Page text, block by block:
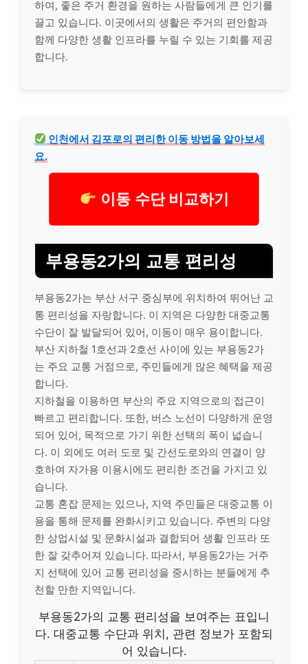
하여, 좋은 주거 환경을 원하는 사람들에게 큰 인기를
끌고 있습니다. 이곳에서의 생활은 주거의 편안함과
함께 다양한 생활 인프라를 누릴 수 있는 기회를 제공
합니다.
인천에서 김포로의 편리한 이동 방법을 알아보세
요.
이동 수단 비교하기
부용동2가의 교통 편리성
부용동2가는 부산 서구 중심부에 위치하여 뛰어난 교
통 편리성을 자랑합니다. 이 지역은 다양한 대중교통
수단이 잘 발달되어 있어, 이동이 매우 용이합니다.
부산 지하철 1호선과 2호선 사이에 있는 부용동2가
는 주요 교통 거점으로, 주민들에게 많은 혜택을 제공
합니다.
지하철을 이용하면 부산의 주요 지역으로의 접근이
빠르고 편리합니다. 또한, 버스 노선이 다양하게 운영
되어 있어, 목적으로 가기 위한 선택의 폭이 넓습니
다. 이 외에도 여러 도로 및 간선도로와의 연결이 양
호하여 자가용 이용시에도 편리한 조건을 가지고 있
습니다.
교통 혼잡 문제는 있으나, 지역 주민들은 대중교통 이
용을 통해 문제를 완화시키고 있습니다. 주변의 다양
한 상업시설 및 문화시설과 결합되어 생활 인프라 또
한 잘 갖추어져 있습니다. 따라서, 부용동2가는 거주
지 선택에 있어 교통 편리성을 중시하는 분들에게 추
천할 만한 지역입니다.
부용동2가의 교통 편리성을 보여주는 표입니
다. 대중교통 수단과 위치, 관련 정보가 포함되
어 있습니다.